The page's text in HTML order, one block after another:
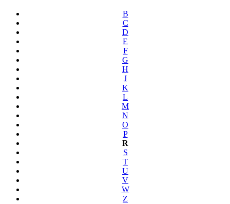
B
C
D
E
F
G
H
J
K
L
M
N
O
P
R
S
T
U
V
W
Z